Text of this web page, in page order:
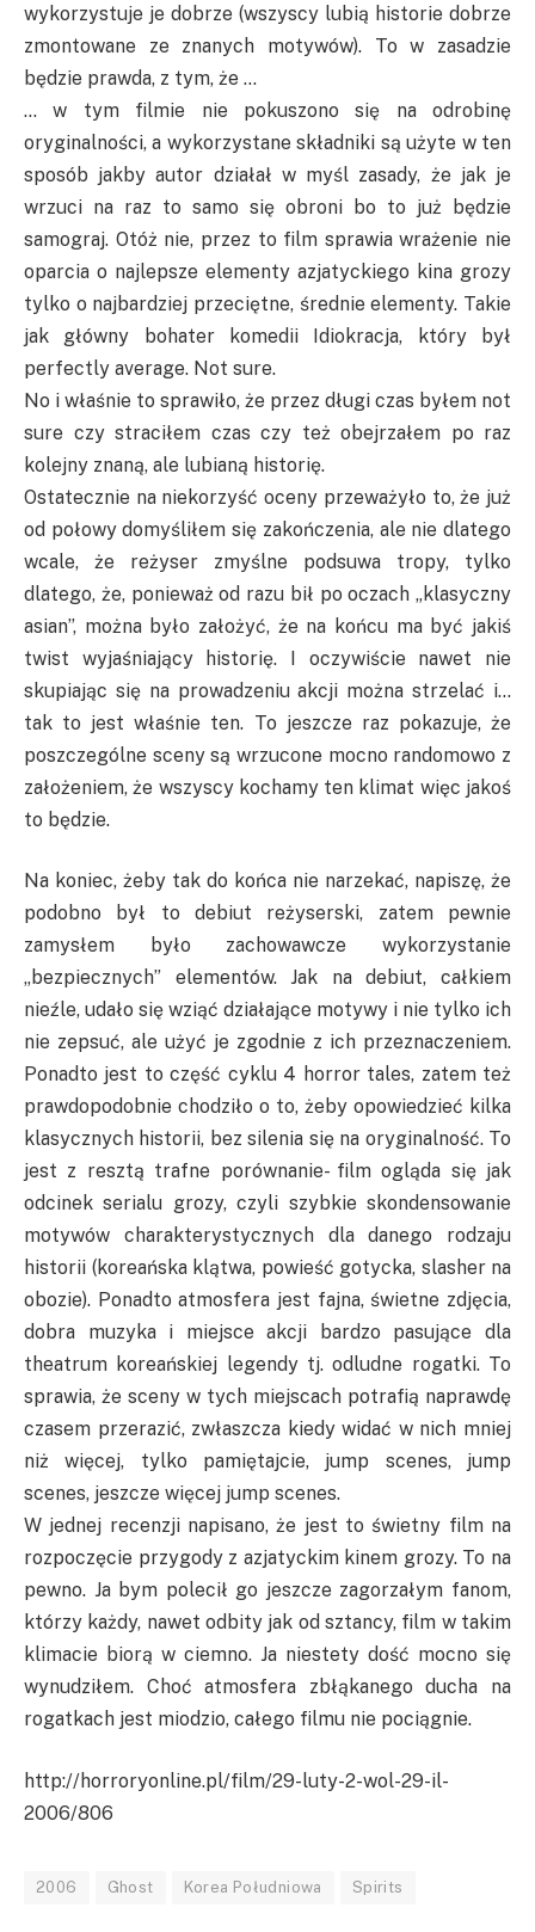
wykorzystuje je dobrze (wszyscy lubią historie dobrze
zmontowane ze znanych motywów). To w zasadzie
będzie prawda, z tym, że …
… w tym filmie nie pokuszono się na odrobinę
oryginalności, a wykorzystane składniki są użyte w ten
sposób jakby autor działał w myśl zasady, że jak je
wrzuci na raz to samo się obroni bo to już będzie
samograj. Otóż nie, przez to film sprawia wrażenie nie
oparcia o najlepsze elementy azjatyckiego kina grozy
tylko o najbardziej przeciętne, średnie elementy. Takie
jak główny bohater komedii Idiokracja, który był
perfectly average. Not sure.
No i właśnie to sprawiło, że przez długi czas byłem not
sure czy straciłem czas czy też obejrzałem po raz
kolejny znaną, ale lubianą historię.
Ostatecznie na niekorzyść oceny przeważyło to, że już
od połowy domyśliłem się zakończenia, ale nie dlatego
wcale, że reżyser zmyślne podsuwa tropy, tylko
dlatego, że, ponieważ od razu bił po oczach „klasyczny
asian”, można było założyć, że na końcu ma być jakiś
twist wyjaśniający historię. I oczywiście nawet nie
skupiając się na prowadzeniu akcji można strzelać i…
tak to jest właśnie ten. To jeszcze raz pokazuje, że
poszczególne sceny są wrzucone mocno randomowo z
założeniem, że wszyscy kochamy ten klimat więc jakoś
to będzie.
Na koniec, żeby tak do końca nie narzekać, napiszę, że
podobno był to debiut reżyserski, zatem pewnie
zamysłem było zachowawcze wykorzystanie
„bezpiecznych” elementów. Jak na debiut, całkiem
nieźle, udało się wziąć działające motywy i nie tylko ich
nie zepsuć, ale użyć je zgodnie z ich przeznaczeniem.
Ponadto jest to część cyklu 4 horror tales, zatem też
prawdopodobnie chodziło o to, żeby opowiedzieć kilka
klasycznych historii, bez silenia się na oryginalność. To
jest z resztą trafne porównanie- film ogląda się jak
odcinek serialu grozy, czyli szybkie skondensowanie
motywów charakterystycznych dla danego rodzaju
historii (koreańska klątwa, powieść gotycka, slasher na
obozie). Ponadto atmosfera jest fajna, świetne zdjęcia,
dobra muzyka i miejsce akcji bardzo pasujące dla
theatrum koreańskiej legendy tj. odludne rogatki. To
sprawia, że sceny w tych miejscach potrafią naprawdę
czasem przerazić, zwłaszcza kiedy widać w nich mniej
niż więcej, tylko pamiętajcie, jump scenes, jump
scenes, jeszcze więcej jump scenes.
W jednej recenzji napisano, że jest to świetny film na
rozpoczęcie przygody z azjatyckim kinem grozy. To na
pewno. Ja bym polecił go jeszcze zagorzałym fanom,
którzy każdy, nawet odbity jak od sztancy, film w takim
klimacie biorą w ciemno. Ja niestety dość mocno się
wynudziłem. Choć atmosfera zbłąkanego ducha na
rogatkach jest miodzio, całego filmu nie pociągnie.
http://horroryonline.pl/film/29-luty-2-wol-29-il-
2006/806
2006 Ghost Korea Południowa Spirits